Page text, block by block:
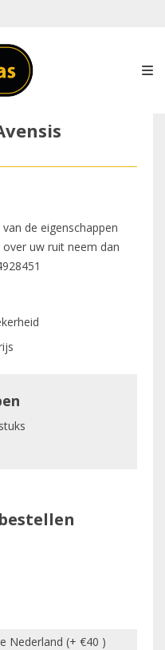
de eigenschappen
uw ruit neem dan
Nederland (+ €40 )